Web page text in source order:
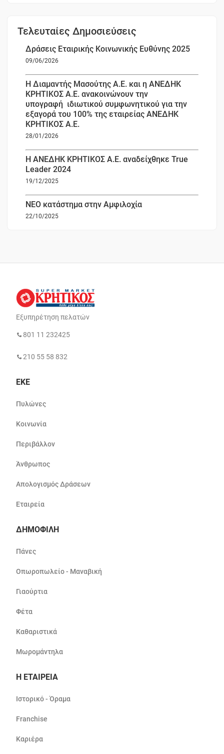
Τελευταίες Δημοσιεύσεις
Δράσεις Εταιρικής Κοινωνικής Ευθύνης 2025
09/06/2026
Η Διαμαντής Μασούτης Α.Ε. και η ΑΝΕΔΗΚ
ΚΡΗΤΙΚΟΣ Α.Ε. ανακοινώνουν την
υπογραφή ιδιωτικού συμφωνητικού για την
εξαγορά του 100% της εταιρείας ΑΝΕΔΗΚ
ΚΡΗΤΙΚΟΣ Α.Ε.
28/01/2026
Η ΑΝΕΔΗΚ ΚΡΗΤΙΚΟΣ Α.Ε. αναδείχθηκε True
Leader 2024
19/12/2025
ΝΕΟ κατάστημα στην Αμφιλοχία
22/10/2025
Εξυπηρέτηση πελατών
801 11 232425
210 55 58 832
ΕΚΕ
Πυλώνες
Κοινωνία
Περιβάλλον
Άνθρωπος
Απολογισμός Δράσεων
Εταιρεία
ΔΗΜΟΦΙΛΗ
Πάνες
Οπωροπωλείο - Μαναβική
Γιαούρτια
Φέτα
Καθαριστικά
Μωρομάντηλα
Η ΕΤΑΙΡΕΙΑ
Ιστορικό - Όραμα
Franchise
Καριέρα